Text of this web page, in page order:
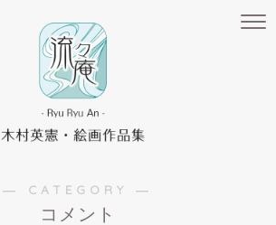
― CATEGORY ―
コメント